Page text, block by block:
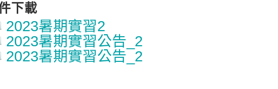
下載
2023暑期實習2
2023暑期實習公告_2
2023暑期實習公告_2